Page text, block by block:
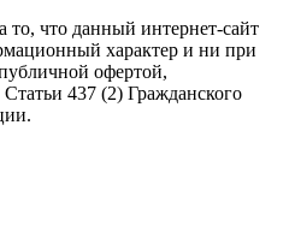
что данный интернет-сайт
характер и ни при
офертой,
437 (2) Гражданского